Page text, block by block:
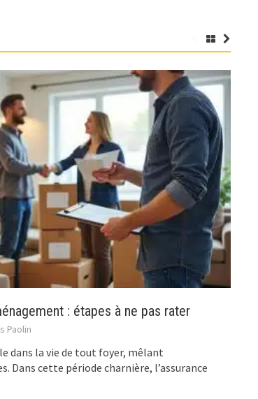
: étapes à ne pas rater
Paolin
dans la vie de tout foyer, mêlant
Dans cette période charnière, l’assurance